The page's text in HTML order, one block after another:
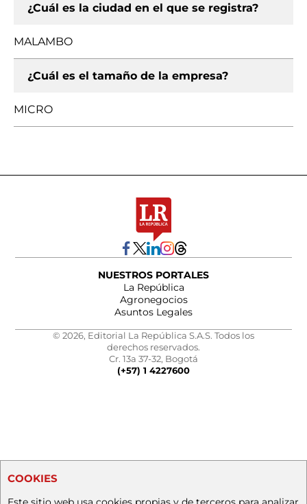
¿Cuál es la ciudad en el que se registra?
MALAMBO
¿Cuál es el tamaño de la empresa?
MICRO
NUESTROS PORTALES
La República
Agronegocios
Asuntos Legales
© 2026, Editorial La República S.A.S. Todos los
derechos reservados.
Cr. 13a 37-32, Bogotá
(+57) 1 4227600
COOKIES